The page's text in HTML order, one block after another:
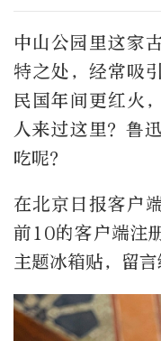
中山公园里这家
特之处，经常吸
民国年间更红火
人来过这里？鲁
吃呢？
在北京日报客户
前10的客户端注
主题冰箱贴，留